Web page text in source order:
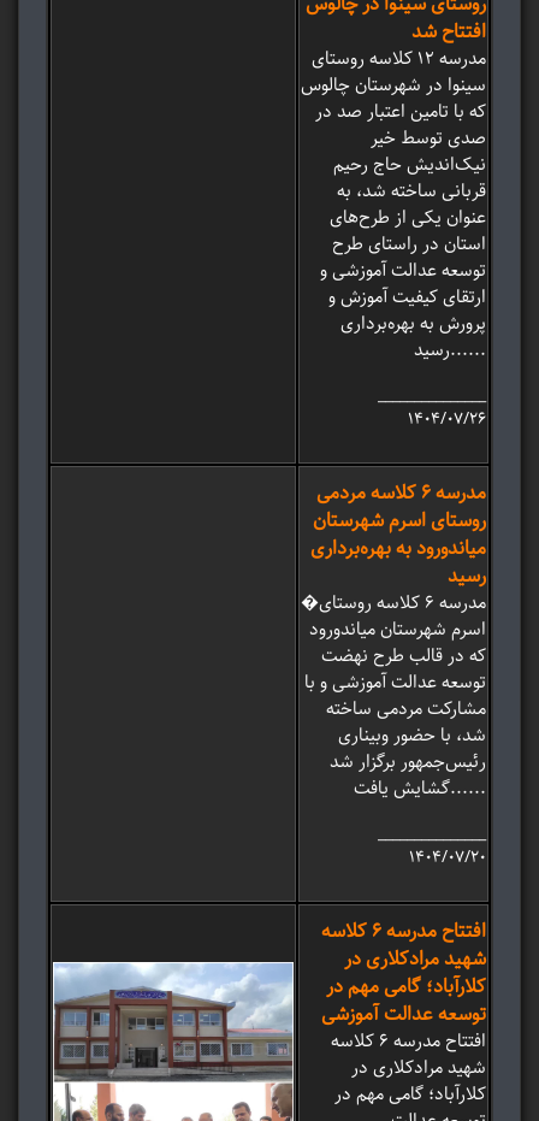
افتتاح شد
مدرسه 12 کلاسه روستای
سینوا در شهرستان چالوس
که با تامین اعتبار صد در
صدی توسط خیر
نیک‌اندیش حاج رحیم
قربانی ساخته شد، به
عنوان یکی از طرح‌های
استان در راستای طرح
توسعه عدالت آموزشی و
ارتقای کیفیت آموزش و
پرورش به بهره‌برداری
رسید......
_______________
۱۴۰۴/۰۷/۲۶
مدرسه 6 کلاسه مردمی
روستای اسرم شهرستان
میاندورود به بهره‌برداری
رسید
�مدرسه 6 کلاسه روستای
اسرم شهرستان میاندورود
که در قالب طرح نهضت
توسعه عدالت آموزشی و با
مشارکت مردمی ساخته
شد، با حضور وبیناری
رئیس‌جمهور برگزار شد
گشایش یافت......
_______________
۱۴۰۴/۰۷/۲۰
افتتاح مدرسه ۶ کلاسه
شهید مرادکلاری در
کلارآباد؛ گامی مهم در
توسعه عدالت آموزشی
افتتاح مدرسه ۶ کلاسه
شهید مرادکلاری در
کلارآباد؛ گامی مهم در